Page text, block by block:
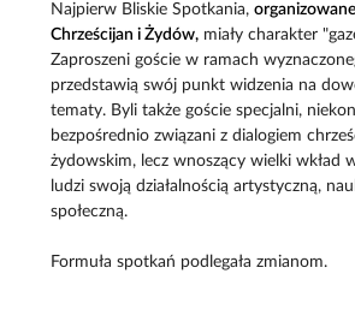
Najpierw Bliskie Spotkania,
Chrześcijan i Żydów, miały charakter
Zaproszeni goście w ramach
przedstawią swój punkt widzenia na
tematy. Byli także goście specjalni,
bezpośrednio związani z dialogiem
żydowskim, lecz wnoszący wielki wkład
ludzi swoją działalnością artystyczną,
społeczną.
Formuła spotkań podlegała zmianom.